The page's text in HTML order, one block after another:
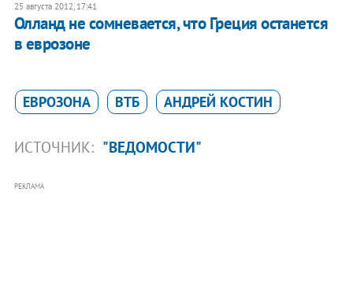
25 августа 2012, 17:41
Олланд не сомневается, что Греция останется
в еврозоне
ЕВРОЗОНА ВТБ АНДРЕЙ КОСТИН
ИСТОЧНИК: "ВЕДОМОСТИ"
РЕКЛАМА